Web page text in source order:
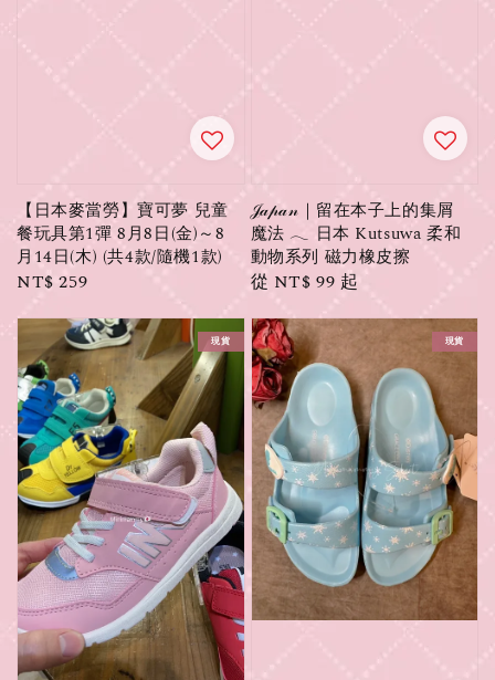
【日本麥當勞】寶可夢 兒童
餐玩具第1彈 8月8日(金)～8
月14日(木) (共4款/隨機1款)
Regular
NT$ 259
𝒥𝒶𝓅𝒶𝓃｜留在本子上的集屑
魔法 𓂃 日本 Kutsuwa 柔和
動物系列 磁力橡皮擦
Regular
從 NT$ 99 起
現貨 現貨